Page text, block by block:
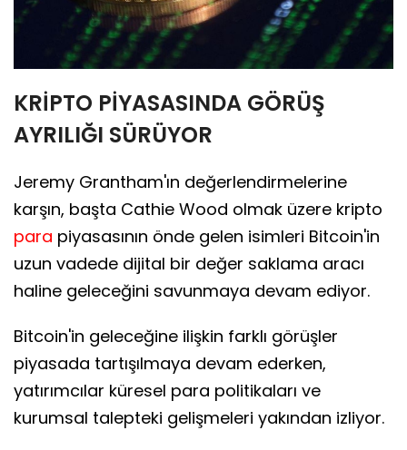
KRİPTO PİYASASINDA GÖRÜŞ
AYRILIĞI SÜRÜYOR
Jeremy Grantham'ın değerlendirmelerine
karşın, başta Cathie Wood olmak üzere kripto
para piyasasının önde gelen isimleri Bitcoin'in
uzun vadede dijital bir değer saklama aracı
haline geleceğini savunmaya devam ediyor.
Bitcoin'in geleceğine ilişkin farklı görüşler
piyasada tartışılmaya devam ederken,
yatırımcılar küresel para politikaları ve
kurumsal talepteki gelişmeleri yakından izliyor.